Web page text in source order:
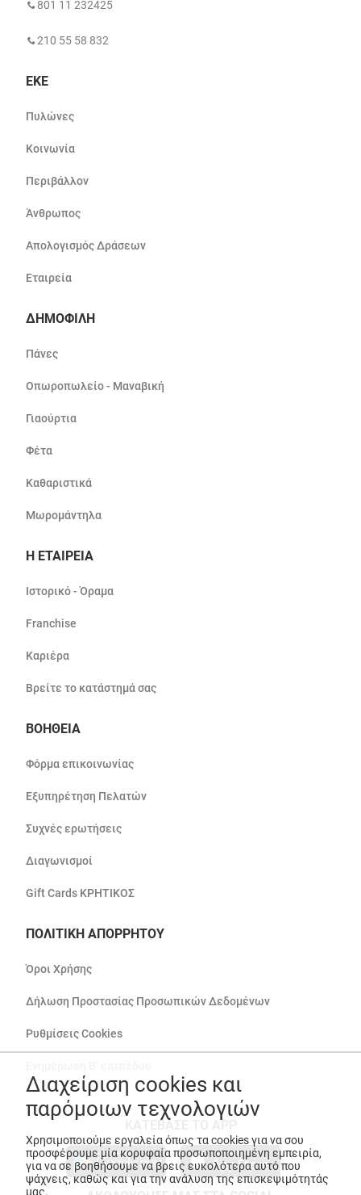
801 11 232425
210 55 58 832
ΕΚΕ
Πυλώνες
Κοινωνία
Περιβάλλον
Άνθρωπος
Απολογισμός Δράσεων
Εταιρεία
ΔΗΜΟΦΙΛΗ
Πάνες
Οπωροπωλείο - Μαναβική
Γιαούρτια
Φέτα
Καθαριστικά
Μωρομάντηλα
Η ΕΤΑΙΡΕΙΑ
Ιστορικό - Όραμα
Franchise
Καριέρα
Βρείτε το κατάστημά σας
ΒΟΗΘΕΙΑ
Φόρμα επικοινωνίας
Εξυπηρέτηση Πελατών
Συχνές ερωτήσεις
Διαγωνισμοί
Gift Cards ΚΡΗΤΙΚΟΣ
ΠΟΛΙΤΙΚΗ ΑΠΟΡΡΗΤΟΥ
Όροι Χρήσης
Δήλωση Προστασίας Προσωπικών Δεδομένων
Ρυθμίσεις Cookies
ΚΑΤΕΒΑΣΕ ΤΟ APP
Διαχείριση cookies και
παρόμοιων τεχνολογιών
Χρησιμοποιούμε εργαλεία όπως τα cookies για να σου
προσφέρουμε μία κορυφαία προσωποποιημένη εμπειρία,
για να σε βοηθήσουμε να βρεις ευκολότερα αυτό που
ψάχνεις, καθώς και για την ανάλυση της επισκεψιμότητάς
μας.